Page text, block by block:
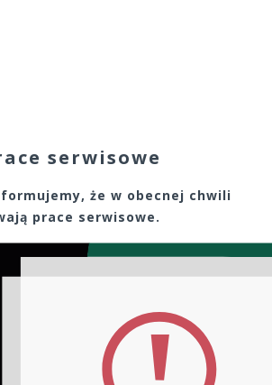
serwisowe
że w obecnej chwili
prace serwisowe.